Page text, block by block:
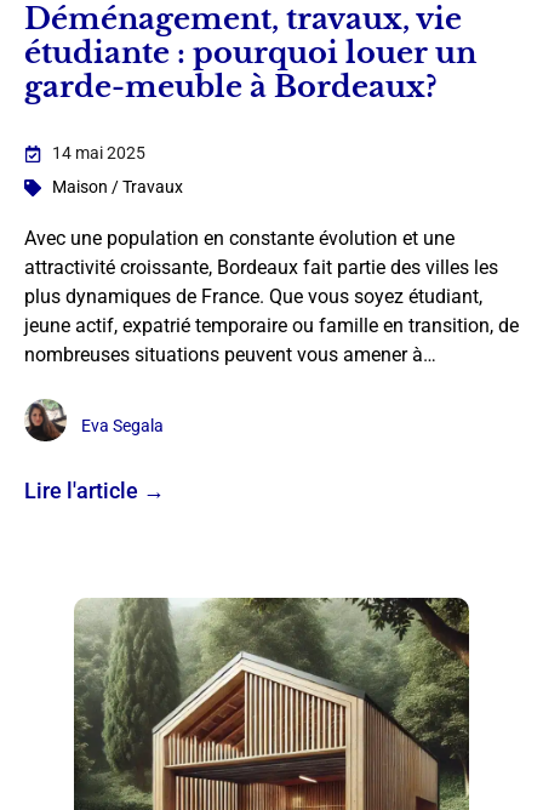
Déménagement, travaux, vie
étudiante : pourquoi louer un
garde-meuble à Bordeaux?
14 mai 2025
Maison / Travaux
Avec une population en constante évolution et une
attractivité croissante, Bordeaux fait partie des villes les
plus dynamiques de France. Que vous soyez étudiant,
jeune actif, expatrié temporaire ou famille en transition, de
nombreuses situations peuvent vous amener à…
Eva Segala
Lire l'article →